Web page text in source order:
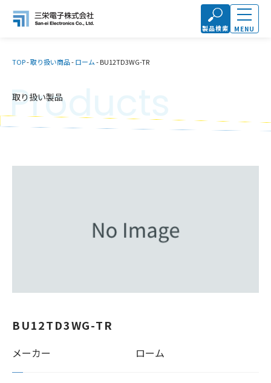
製品検索 MENU
TOP-取り扱い商品-ローム-BU12TD3WG-TR
取り扱い製品
Products
BU12TD3WG-TR
メーカー ローム